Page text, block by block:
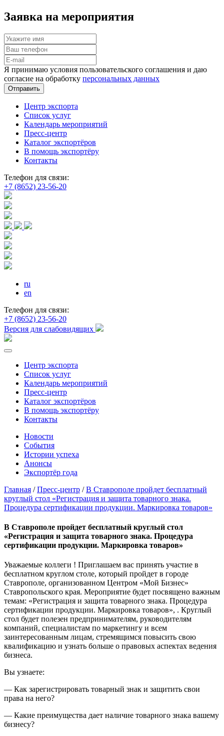
Заявка на мероприятия
Я принимаю условия пользовательского соглашения и даю
согласие на обработку персональных данных
Отправить
Центр экспорта
Список услуг
Календарь мероприятий
Пресс-центр
Каталог экспортёров
В помощь экспортёру
Контакты
Телефон для связи:
+7 (8652) 23-56-20
ru
en
Телефон для связи:
+7 (8652) 23-56-20
Версия для слабовидящих
Центр экспорта
Список услуг
Календарь мероприятий
Пресс-центр
Каталог экспортёров
В помощь экспортёру
Контакты
Новости
События
Истории успеха
Анонсы
Экспортёр года
Главная /Пресс-центр /В Ставрополе пройдет бесплатный
круглый стол «Регистрация и защита товарного знака.
Процедура сертификации продукции. Маркировка товаров»
В Ставрополе пройдет бесплатный круглый стол
«Регистрация и защита товарного знака. Процедура
сертификации продукции. Маркировка товаров»
Уважаемые коллеги ! Приглашаем вас принять участие в
бесплатном круглом столе, который пройдет в городе
Ставрополе, организованном Центром «Мой Бизнес»
Ставропольского края. Мероприятие будет посвящено важным
темам: «Регистрация и защита товарного знака. Процедура
сертификации продукции. Маркировка товаров», . Круглый
стол будет полезен предпринимателям, руководителям
компаний, специалистам по маркетингу и всем
заинтересованным лицам, стремящимся повысить свою
квалификацию и узнать больше о правовых аспектах ведения
бизнеса.
Вы узнаете:
— Как зарегистрировать товарный знак и защитить свои
права на него?
— Какие преимущества дает наличие товарного знака вашему
бизнесу?